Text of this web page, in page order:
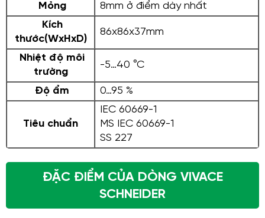
Mỏng
8mm ở điểm dày nhất
Kích
thước(WxHxD)
86x86x37mm
Nhiệt độ môi
trường
-5…40 °C
Độ ẩm 0…95 %
Tiêu chuẩn
IEC 60669-1
MS IEC 60669-1
SS 227
ĐẶC ĐIỂM CỦA DÒNG VIVACE
SCHNEIDER